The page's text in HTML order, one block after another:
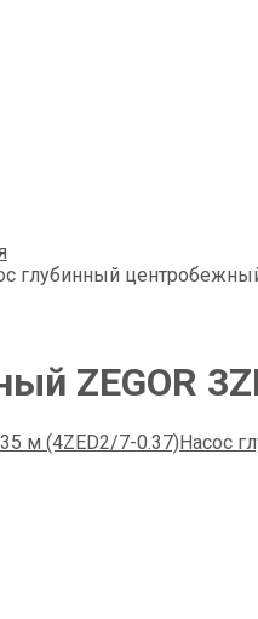
глубинный
ZEGOR
м (4ZED2/7-0.37) Насос